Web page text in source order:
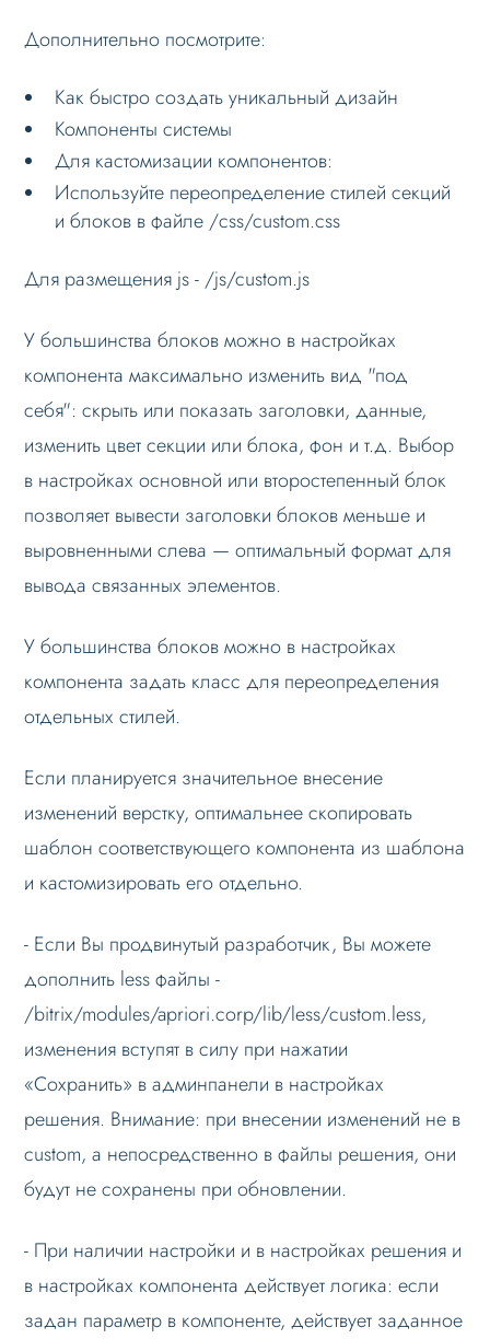
Основное по внедрению
Примечание к установке
Компоненты решения
Кастомизация
Дополнительно посмотрите:
Как быстро создать уникальный дизайн
Компоненты системы
Для кастомизации компонентов:
Используйте переопределение стилей секций
и блоков в файле /css/custom.css
Для размещения js - /js/custom.js
У большинства блоков можно в настройках
компонента максимально изменить вид "под
себя": скрыть или показать заголовки, данные,
изменить цвет секции или блока, фон и т.д. Выбор
в настройках основной или второстепенный блок
позволяет вывести заголовки блоков меньше и
выровненными слева — оптимальный формат для
вывода связанных элементов.
У большинства блоков можно в настройках
компонента задать класс для переопределения
отдельных стилей.
Если планируется значительное внесение
изменений верстку, оптимальнее скопировать
шаблон соответствующего компонента из шаблона
и кастомизировать его отдельно.
- Если Вы продвинутый разработчик, Вы можете
дополнить less файлы -
/bitrix/modules/apriori.corp/lib/less/custom.less,
изменения вступят в силу при нажатии
«Сохранить» в админпанели в настройках
решения. Внимание: при внесении изменений не в
custom, а непосредственно в файлы решения, они
будут не сохранены при обновлении.
- При наличии настройки и в настройках решения и
в настройках компонента действует логика: если
задан параметр в компоненте, действует заданное